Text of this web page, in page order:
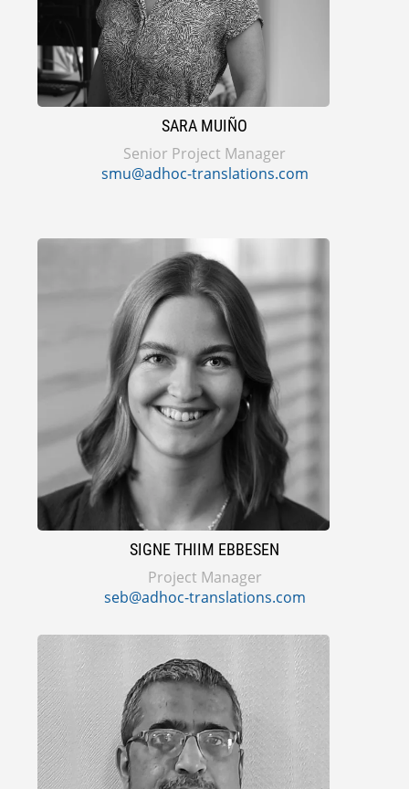
SARA MUIÑO
Senior Project Manager
smu@adhoc-translations.com
SIGNE THIIM EBBESEN
Project Manager
seb@adhoc-translations.com